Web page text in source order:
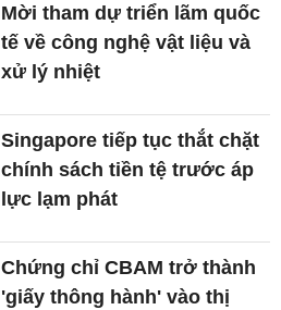
Mời tham dự triển lãm quốc
tế về công nghệ vật liệu và
xử lý nhiệt
Singapore tiếp tục thắt chặt
chính sách tiền tệ trước áp
lực lạm phát
Chứng chỉ CBAM trở thành
'giấy thông hành' vào thị